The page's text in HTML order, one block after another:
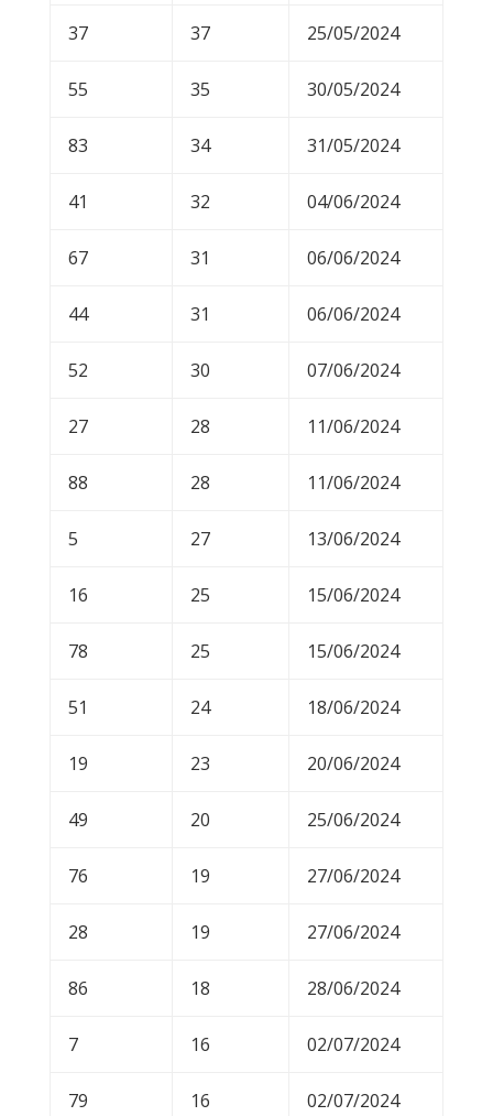
37 37 25/05/2024
55 35 30/05/2024
83 34 31/05/2024
41 32 04/06/2024
67 31 06/06/2024
44 31 06/06/2024
52 30 07/06/2024
27 28 11/06/2024
88 28 11/06/2024
5 27 13/06/2024
16 25 15/06/2024
78 25 15/06/2024
51 24 18/06/2024
19 23 20/06/2024
49 20 25/06/2024
76 19 27/06/2024
28 19 27/06/2024
86 18 28/06/2024
7 16 02/07/2024
79 16 02/07/2024